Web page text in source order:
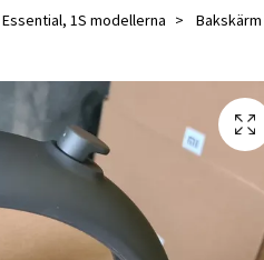
1S modellerna